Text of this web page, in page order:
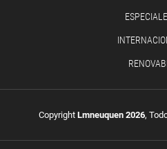
Copyright Lmneuquen 2026,